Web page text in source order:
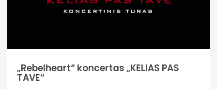
„Rebelheart“ koncertas „KELIAS PAS
TAVE“